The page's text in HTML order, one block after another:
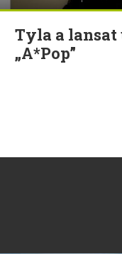
Tyla a lansat
„A*Pop”